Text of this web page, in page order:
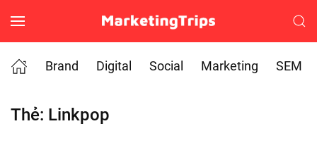
Skip to main content
Brand
Digital Social Marketing SEM
Thẻ: Linkpop